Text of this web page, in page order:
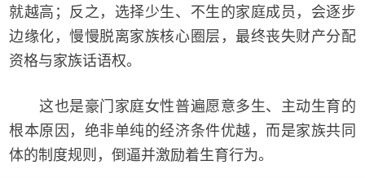
就越高；反之，选择少生、不生的家庭成员，会逐步
边缘化，慢慢脱离家族核心圈层，最终丧失财产分配
资格与家族话语权。
这也是豪门家庭女性普遍愿意多生、主动生育的
根本原因，绝非单纯的经济条件优越，而是家族共同
体的制度规则，倒逼并激励着生育行为。